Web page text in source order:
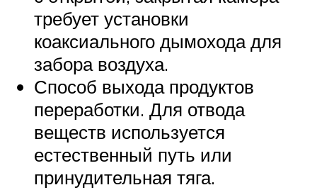
требует установки
коаксиального дымохода для
забора воздуха.
Способ выхода продуктов
переработки. Для отвода
веществ используется
естественный путь или
принудительная тяга.